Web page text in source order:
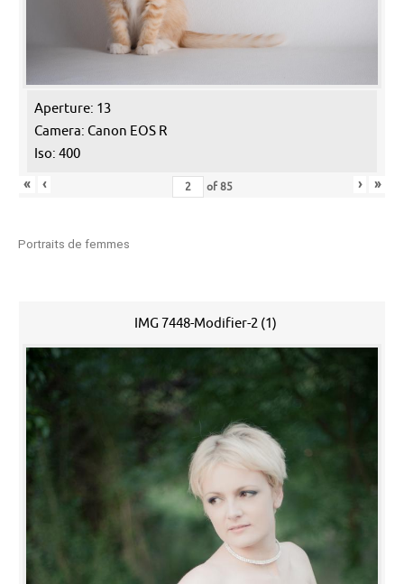
Aperture: 13
Camera: Canon EOS R
Iso: 400
«
‹ of85 › »
Portraits de femmes
IMG 7448-Modifier-2 (1)